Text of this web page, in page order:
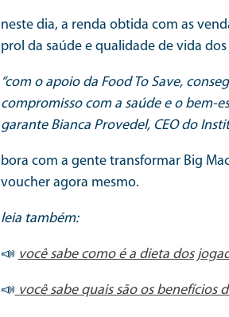
neste dia, a renda obtida com as
prol da saúde e qualidade de vida
“com o apoio da Food To Save,
compromisso com a saúde e o bem-
garante Bianca Provedel, CEO do
bora com a gente transformar Big
voucher agora mesmo.
leia também:
📣 você sabe como é a dieta dos
📣 você sabe quais são os benefícios